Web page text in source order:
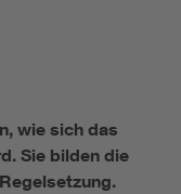
wie sich das
Sie bilden die